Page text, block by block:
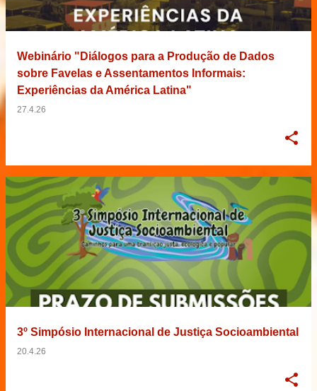
Webinário "Diálogos para a Produção de Dados
sobre Favelas e Assentamentos Informais:
Experiências da América Latina"
27.4.26
3º Simpósio Internacional de Justiça Socioambiental
20.4.26